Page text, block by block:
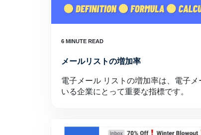
メールリストの増加率
電子メール リストの増加率は、電子
いる企業にとって重要な指標です。